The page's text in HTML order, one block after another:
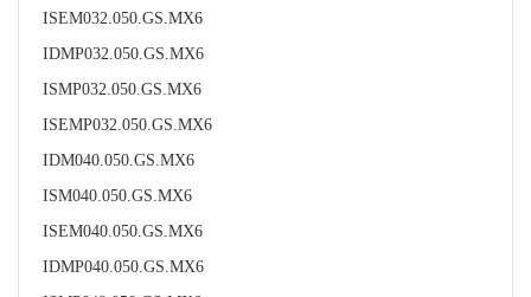
ISEM032.050.GS.MX6
IDMP032.050.GS.MX6
ISMP032.050.GS.MX6
ISEMP032.050.GS.MX6
IDM040.050.GS.MX6
ISM040.050.GS.MX6
ISEM040.050.GS.MX6
IDMP040.050.GS.MX6